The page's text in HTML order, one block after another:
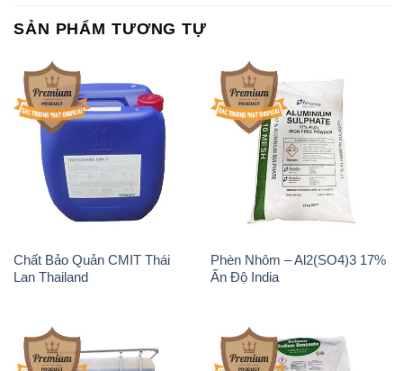
SẢN PHẨM TƯƠNG TỰ
Chất Bảo Quản CMIT Thái
Lan Thailand
Phèn Nhôm – Al2(SO4)3 17%
Ấn Độ India